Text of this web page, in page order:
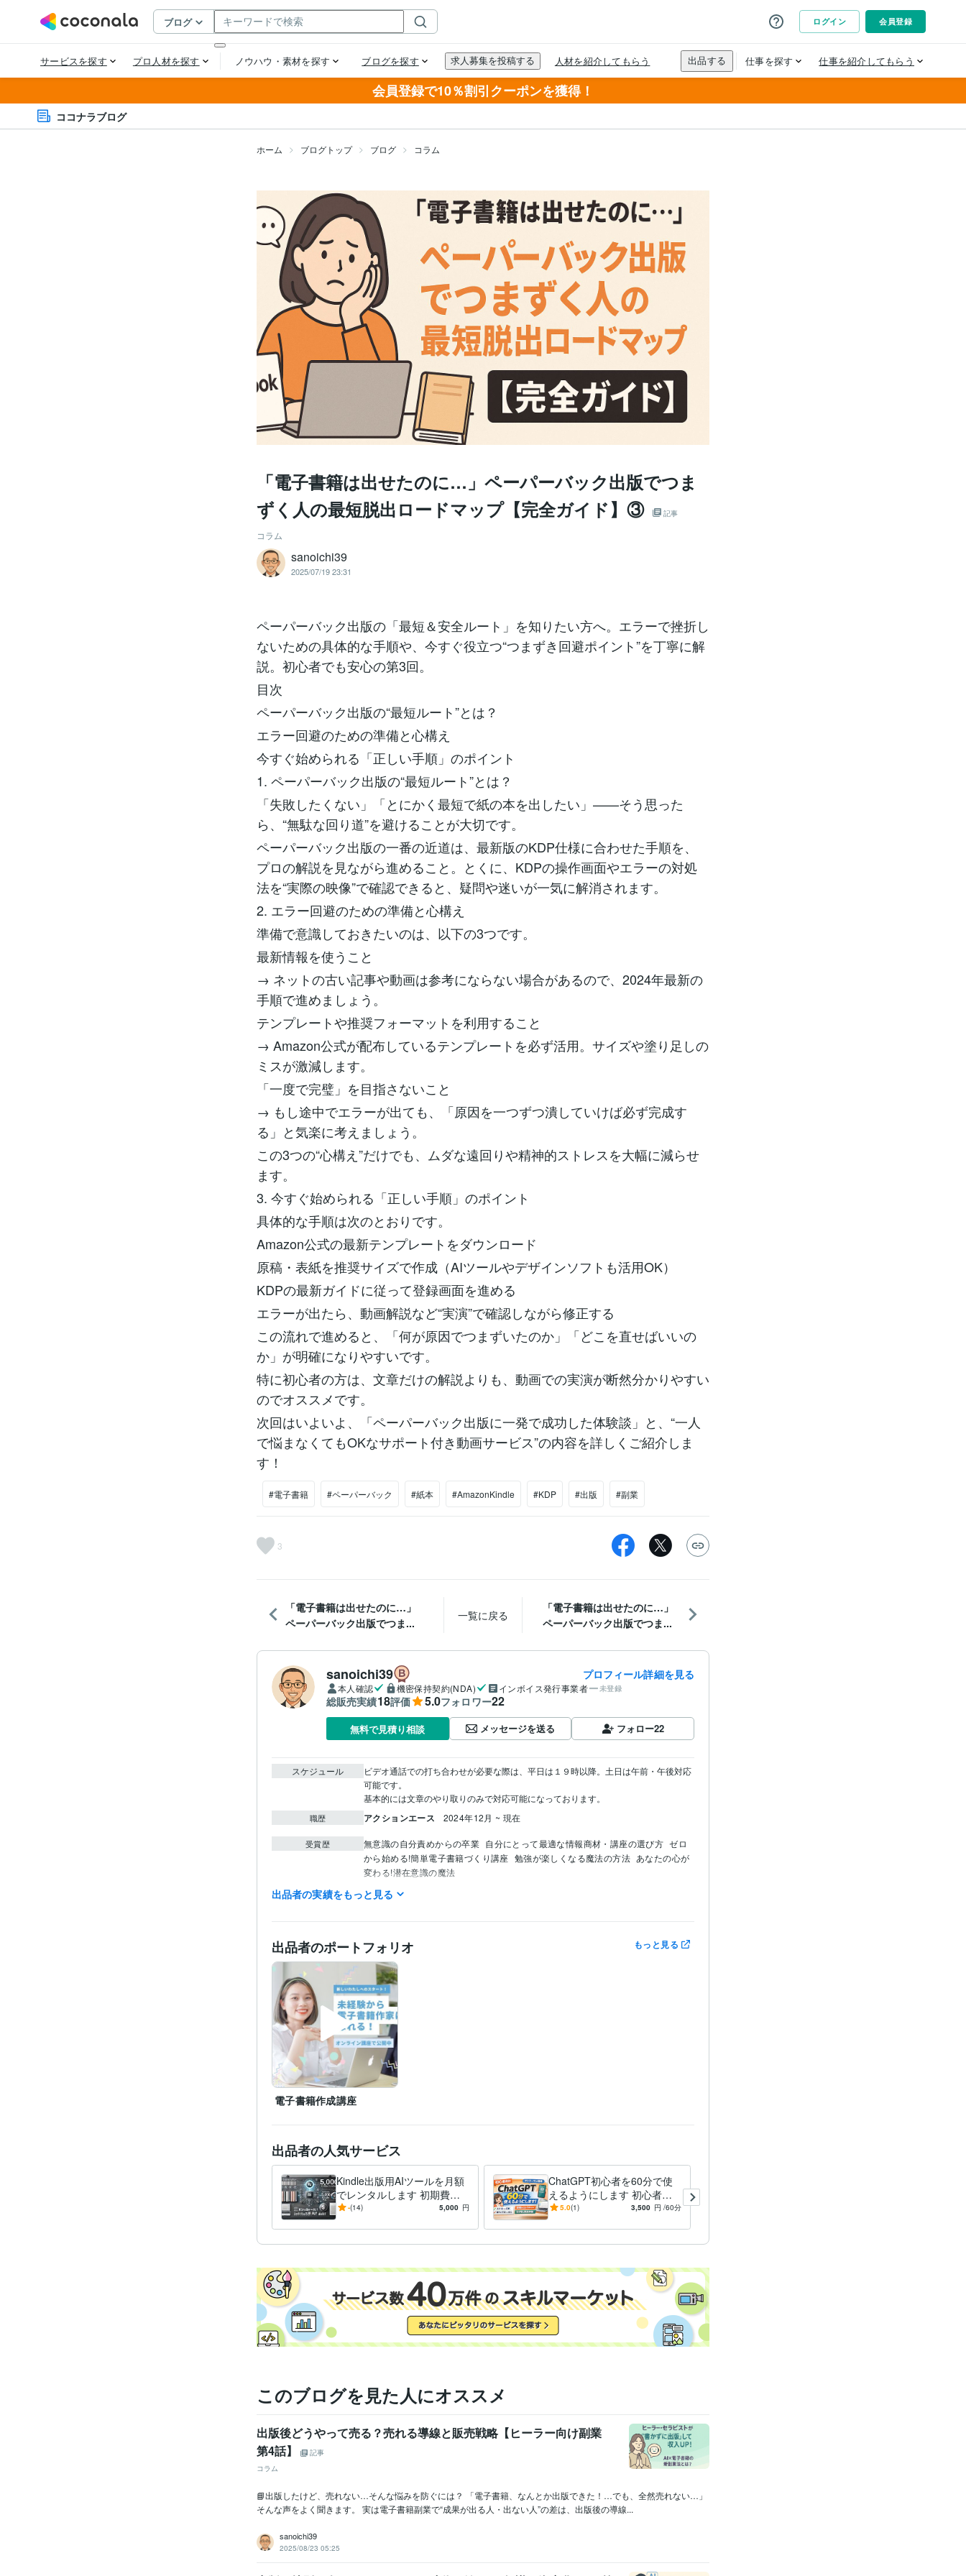
会員登録で10％割引クーポンを獲得！
ココナラブログ
ホーム ブログトップ ブログ コラム
「電子書籍は出せたのに…」ペーパーバック出版でつま
ずく人の最短脱出ロードマップ【完全ガイド】③
記事
コラム
sanoichi39
2025/07/19 23:31
ペーパーバック出版の「最短＆安全ルート」を知りたい方へ。エラーで挫折し
ないための具体的な手順や、今すぐ役立つ“つまずき回避ポイント”を丁寧に解
説。初心者でも安心の第3回。
目次
ペーパーバック出版の“最短ルート”とは？
エラー回避のための準備と心構え
今すぐ始められる「正しい手順」のポイント
1. ペーパーバック出版の“最短ルート”とは？
「失敗したくない」「とにかく最短で紙の本を出したい」——そう思った
ら、“無駄な回り道”を避けることが大切です。
ペーパーバック出版の一番の近道は、最新版のKDP仕様に合わせた手順を、
プロの解説を見ながら進めること。とくに、KDPの操作画面やエラーの対処
法を“実際の映像”で確認できると、疑問や迷いが一気に解消されます。
2. エラー回避のための準備と心構え
準備で意識しておきたいのは、以下の3つです。
最新情報を使うこと
→ ネットの古い記事や動画は参考にならない場合があるので、2024年最新の
手順で進めましょう。
テンプレートや推奨フォーマットを利用すること
→ Amazon公式が配布しているテンプレートを必ず活用。サイズや塗り足しの
ミスが激減します。
「一度で完璧」を目指さないこと
→ もし途中でエラーが出ても、「原因を一つずつ潰していけば必ず完成す
る」と気楽に考えましょう。
この3つの“心構え”だけでも、ムダな遠回りや精神的ストレスを大幅に減らせ
ます。
3. 今すぐ始められる「正しい手順」のポイント
具体的な手順は次のとおりです。
Amazon公式の最新テンプレートをダウンロード
原稿・表紙を推奨サイズで作成（AIツールやデザインソフトも活用OK）
KDPの最新ガイドに従って登録画面を進める
エラーが出たら、動画解説など“実演”で確認しながら修正する
この流れで進めると、「何が原因でつまずいたのか」「どこを直せばいいの
か」が明確になりやすいです。
特に初心者の方は、文章だけの解説よりも、動画での実演が断然分かりやすい
のでオススメです。
次回はいよいよ、「ペーパーバック出版に一発で成功した体験談」と、“一人
で悩まなくてもOKなサポート付き動画サービス”の内容を詳しくご紹介しま
す！
#電子書籍 #ペーパーバック #紙本 #AmazonKindle #KDP #出版 #副業
3
「電子書籍は出せたのに…」
ペーパーバック出版でつま...
一覧に戻る
「電子書籍は出せたのに…」
ペーパーバック出版でつま...
sanoichi39 プロフィール詳細を見る
本人確認 機密保持契約(NDA) インボイス発行事業者 未登録
総販売実績18評価 5.0フォロワー22
無料で見積り相談 メッセージを送る フォロー22
スケジュール
ビデオ通話での打ち合わせが必要な際は、平日は１９時以降。土日は午前・午後対応
可能です。
基本的には文章のやり取りのみで対応可能になっております。
職歴 アクションエース 2024年12月 ~ 現在
受賞歴 無意識の自分責めからの卒業 自分にとって最適な情報商材・講座の選び方 ゼロ
から始める!簡単電子書籍づくり講座 勉強が楽しくなる魔法の方法 あなたの心が
変わる!潜在意識の魔法
資格・検定 人生デザイナーマスターインストラクター
得意分野 ライティング・翻訳 AIライティング
出品者の実績をもっと見る
出品者のポートフォリオ もっと見る
電子書籍作成講座
出品者の人気サービス
Kindle出版用AIツールを月額
でレンタルします 初期費用
ゼロでKindle出版を始めたい
-(14) 5,000 円
ChatGPT初心者を60分で使
えるようにします 初心者を6
0分でChatGPTが使える状態
5.0(1) 3,500 円 /60分
このブログを見た人にオススメ
出版後どうやって売る？売れる導線と販売戦略【ヒーラー向け副業
第4話】
記事
コラム
📘出版したけど、売れない…そんな悩みを防ぐには？ 「電子書籍、なんとか出版できた！…でも、全然売れない…」
そんな声をよく聞きます。 実は電子書籍副業で“成果が出る人・出ない人”の差は、出版後の導線...
sanoichi39
2025/08/23 05:25